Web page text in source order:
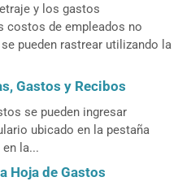
y los gastos
costos de empleados no
pueden rastrear utilizando la
Gastos y Recibos
se pueden ingresar
ubicado en la pestaña
en la...
Hoja de Gastos